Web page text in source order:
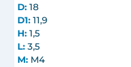
D: 18
D1: 11,9
H: 1,5
L: 3,5
M: M4